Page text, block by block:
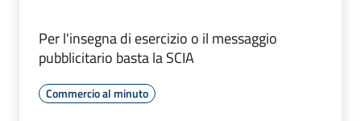
Per l'insegna di esercizio o il messaggio
pubblicitario basta la SCIA
Commercio al minuto